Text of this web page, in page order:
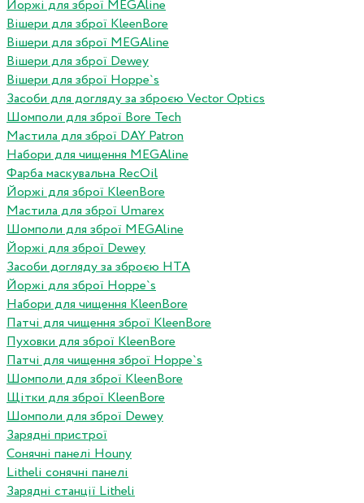
Йоржі для зброї MEGAline
Вішери для зброї KleenBore
Вішери для зброї MEGAline
Вішери для зброї Dewey
Вішери для зброї Hoppe`s
Засоби для догляду за зброєю Vector Optics
Шомполи для зброї Bore Tech
Мастила для зброї DAY Patron
Набори для чищення MEGAline
Фарба маскувальна RecOil
Йоржі для зброї KleenBore
Мастила для зброї Umarex
Шомполи для зброї MEGAline
Йоржі для зброї Dewey
Засоби догляду за зброєю HTA
Йоржі для зброї Hoppe`s
Набори для чищення KleenBore
Патчі для чищення зброї KleenBore
Пуховки для зброї KleenBore
Патчі для чищення зброї Hoppe`s
Шомполи для зброї KleenBore
Щітки для зброї KleenBore
Шомполи для зброї Dewey
Зарядні пристрої
Сонячні панелі Houny
Litheli сонячні панелі
Зарядні станції Litheli